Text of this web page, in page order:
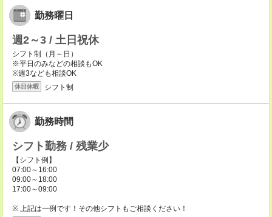
勤務曜日
週2～3 / 土日祝休
シフト制（月～日）
※平日のみなどの相談もOK
※週3なども相談OK
休日休暇 シフト制
勤務時間
シフト勤務 / 残業少
【シフト例】
07:00～16:00
09:00～18:00
17:00～09:00
※ 上記は一例です！その他シフトもご相談ください！